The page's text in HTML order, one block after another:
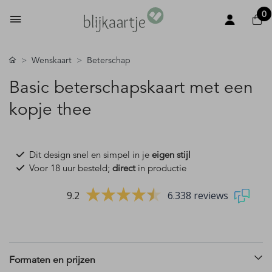
0
Wenskaart Beterschap
Basic beterschapskaart met een
kopje thee
Dit design snel en simpel in je eigen stijl
Voor 18 uur besteld; directin productie
9.2 6.338 reviews
Formaten en prijzen